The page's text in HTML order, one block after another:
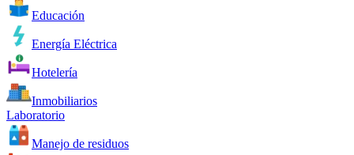
Educación
Energía Eléctrica
Hotelería
Inmobiliarios
Laboratorio
Manejo de residuos